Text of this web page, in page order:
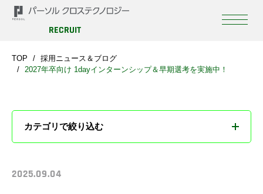
RECRUIT
TOP
採用ニュース＆ブログ
2027年卒向け 1dayインターンシップ＆早期選考を実施中！
カテゴリで絞り込む
2025.09.04